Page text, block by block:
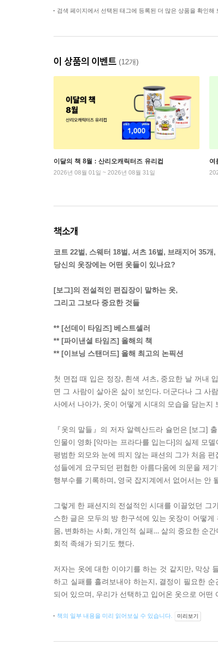
검색 페이지에서 선택된 태그에 등록된 더 많은 상품을 확인해
이 상품의 이벤트 (12개)
이달의 책 8월 : 산리오캐릭터즈 유리컵
2026년 08월 01일 ~ 2026년 08월 31일
여
책소개
코트 22벌, 스웨터 18벌, 셔츠 16벌, 브래지어 35
당신의 옷장에는 어떤 옷들이 있나요?
[보그]의 전설적인 편집장이 말하는 옷,
그리고 그보다 중요한 것들
** [선데이 타임즈] 베스트셀러
** [파이낸셜 타임즈] 올해의 책
** [이브닝 스탠더드] 올해 최고의 논픽션
첫 면접 때 입은 정장, 흰색 셔츠, 중요한 날 꺼내
면 그 사람이 살아온 삶이 보인다. 더군다나 그 사
사에서 나아가, 옷이 어떻게 시대의 모습을 담는지
『옷의 말들』의 저자 알렉산드라 슐먼은 [보그]
인물이 영화 [악마는 프라다를 입는다]의 실제 모
평범한 외모와 눈에 띄지 않는 패션의 그가 처음
성들에게 요구되던 편협한 아름다움에 의문을 제
행부수를 기록하며, 영국 잡지계에서 없어서는 안
그렇게 한 패션지의 전설적인 시대를 이끌었던 그
스한 글은 모두의 방 한구석에 있는 옷장이 어떻
몸, 변화하는 사회, 개인적 실패... 삶의 중요한 순
회적 족쇄가 되기도 했다.
저자는 옷에 대한 이야기를 하는 것 같지만, 막상
하고 실패를 흘려보내야 하는지, 결정이 필요한
되어 있으며, 우리가 선택하고 입어온 옷으로 어떤
책의 일부 내용을 미리 읽어보실 수 있습니다. 미리보기